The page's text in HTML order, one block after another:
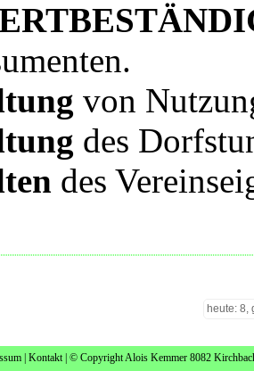
von
des
des
heute: 8,
| Kontakt | © Copyright Alois Kemmer 8082